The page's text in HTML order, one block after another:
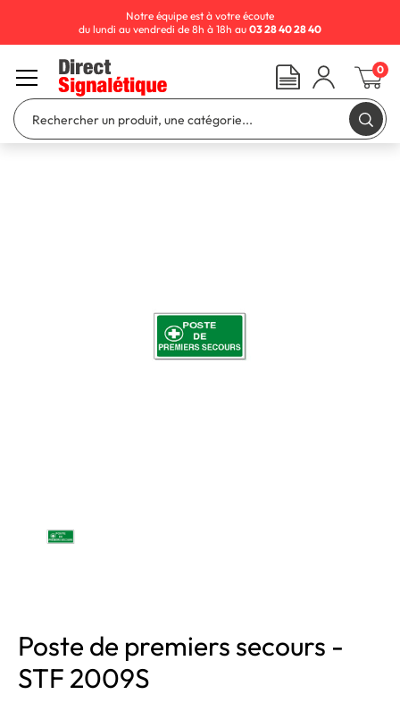
Poste de premiers secours -
STF 2009S
Notre équipe est à votre écoute
du lundi au vendredi de 8h à 18h au 03 28 40 28 40
0